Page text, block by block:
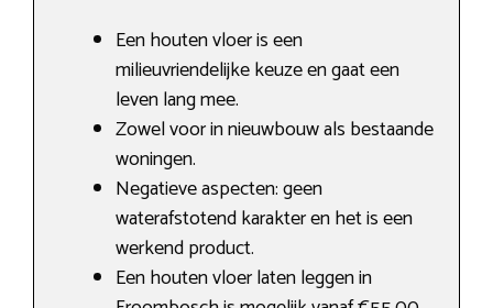
Een houten vloer is een
milieuvriendelijke keuze en gaat een
leven lang mee.
Zowel voor in nieuwbouw als bestaande
woningen.
Negatieve aspecten: geen
waterafstotend karakter en het is een
werkend product.
Een houten vloer laten leggen in